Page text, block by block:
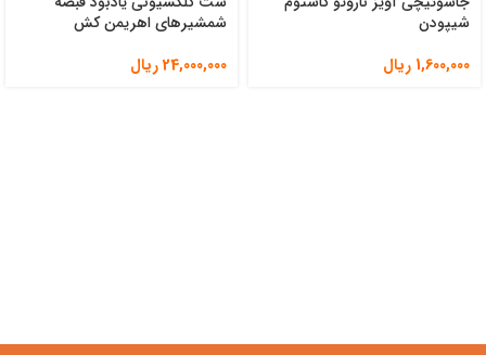
شیپودن
1,600,000 ریال
شمشیرهای اهریمن کش
24,000,000ریال